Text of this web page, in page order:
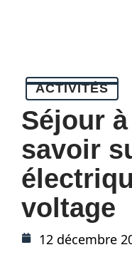
ACTIVITÉS
Séjour
savoir
voltage
12 décembre